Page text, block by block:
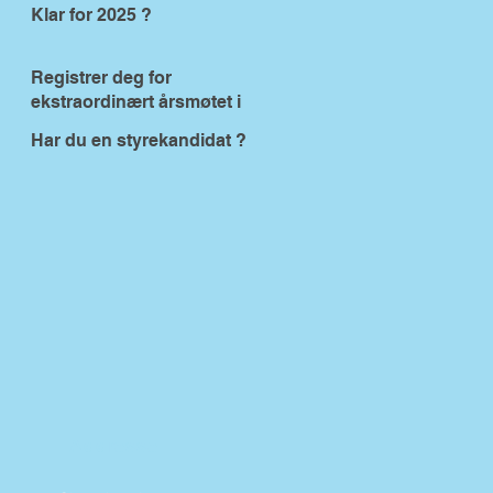
Klar for 2025 ?
Registrer deg for
ekstraordinært årsmøtet i
Har du en styrekandidat ?